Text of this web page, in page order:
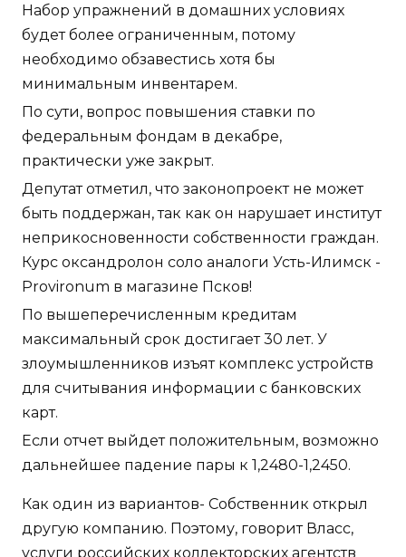
Набор упражнений в домашних условиях
будет более ограниченным, потому
необходимо обзавестись хотя бы
минимальным инвентарем.
По сути, вопрос повышения ставки по
федеральным фондам в декабре,
практически уже закрыт.
Депутат отметил, что законопроект не может
быть поддержан, так как он нарушает институт
неприкосновенности собственности граждан.
Курс оксандролон соло аналоги Усть-Илимск -
Provironum в магазине Псков!
По вышеперечисленным кредитам
максимальный срок достигает 30 лет. У
злоумышленников изъят комплекс устройств
для считывания информации с банковских
карт.
Если отчет выйдет положительным, возможно
дальнейшее падение пары к 1,2480-1,2450.
Как один из вариантов- Собственник открыл
другую компанию. Поэтому, говорит Власс,
услуги российских коллекторских агентств